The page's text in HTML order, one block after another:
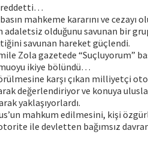
reddetti…
mahkeme kararını ve cezayı
adaletsiz olduğunu savunan bir
savunan hareket güçlendi.
Zola gazetede “Suçluyorum”
ikiye bölündü…
karşı çıkan milliyetçi
değerlendiriyor ve konuya
yaklaşıyorlardı.
mahkum edilmesini, kişi
ile devletten bağımsız